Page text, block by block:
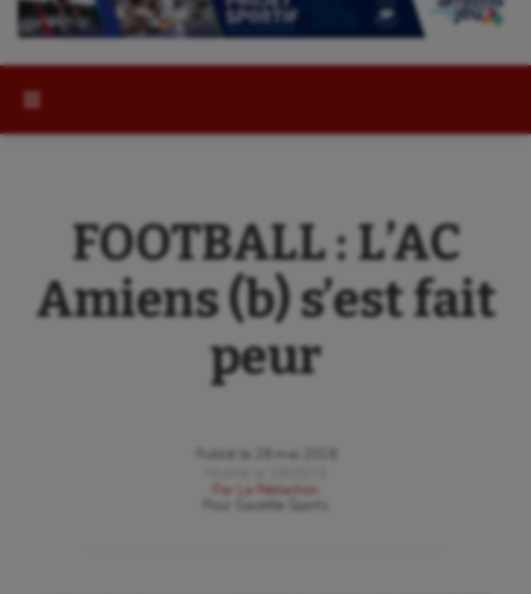
FOOTBALL : L’AC
Amiens (b) s’est fait
peur
Publié le
28 mai 2018
Par
La Rédaction
Gazette Sports